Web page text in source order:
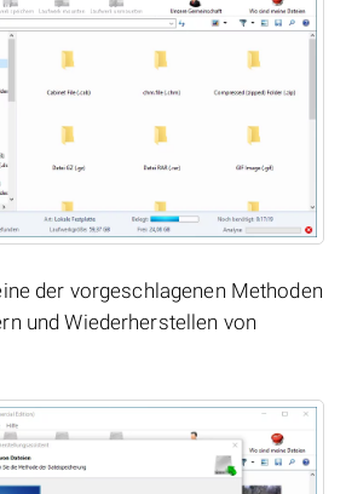
der vorgeschlagenen Methoden
und Wiederherstellen von